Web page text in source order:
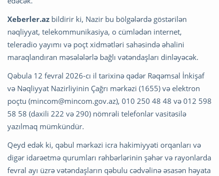
Xeberler.az bildirir ki, Nazir bu bölgələrdə göstərilən
nəqliyyat, telekommunikasiya, o cümlədən internet,
teleradio yayımı və poçt xidmətləri sahəsində əhalini
maraqlandıran məsələlərlə bağlı vətəndaşları dinləyəcək.
Qəbula 12 fevral 2026-cı il tarixinə qədər Rəqəmsal İnkişaf
və Nəqliyyat Nazirliyinin Çağrı mərkəzi (1655) və elektron
poçtu (mincom@mincom.gov.az), 010 250 48 48 və 012 598
58 58 (daxili 222 və 290) nömrəli telefonlar vasitəsilə
yazılmaq mümkündür.
Qeyd edək ki, qəbul mərkəzi icra hakimiyyəti orqanları və
digər idarəetmə qurumları rəhbərlərinin şəhər və rayonlarda
fevral ayı üzrə vətəndaşların qəbulu cədvəlinə əsasən həyata